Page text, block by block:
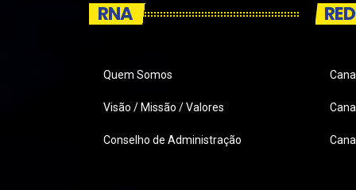
RNA
Quem Somos
Visão / Missão / Valores
Conselho de Administração